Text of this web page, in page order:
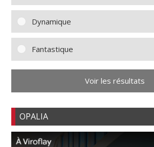
Dynamique
Fantastique
Voir les résultats
OPALIA